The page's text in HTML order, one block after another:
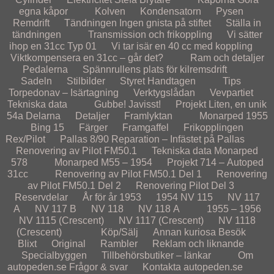
egna kåpor
Kolven Kondensatorn
Pysen
Remdrift
Tändningen Ingen gnista på stiftet
Ställa in
tändningen
Transmission och frikoppling
Vi sätter
ihop en 31cc Typ 01
Vi tar isär en 40 cc med koppling
Viktkompensera en 31cc – går det?
Ram och detaljer
Pedalerna
Spännrullens plats för kilremsdrift
Sadeln
Stilbilder Styret Handtagen
Tips
Torpedonav – Isärtagning
Verktygslådan
Vevpartiet
Tekniska data
Gubbe! Javisst! Projekt Liten, en unik
54a Delarna Detaljer Framlyktan
Monarped 1955
Bing 15
Färger Framgaffel
Frikopplingen
Rex/Pilot
Pallas 8/90 Reparation – Infästet på Pallas
Renovering av Pilot FM50.1
Tekniska data Monarped
578
Monarped M55 – 1954
Projekt 714 – Autoped
31cc
Renovering av Pilot FM50.1 Del 1
Renovering
av Pilot FM50.1 Del 2
Renovering Pilot Del 3
Reservdelar
År för år 1953 1954 NV 115
NV 117
A
NV 117 B NV 118 NV 118 A
1955 – 1956
NV 1115 (Crescent)
NV 1117 (Crescent)
NV 1118
(Crescent)
Köp/Sälj Annan kuriosa Besök
Blixt
Original Rambler
Reklam och liknande
Specialbyggen
Tillbehörsbutiker – länkar
Om
autopeden.se Frågor & svar Kontakta autopeden.se